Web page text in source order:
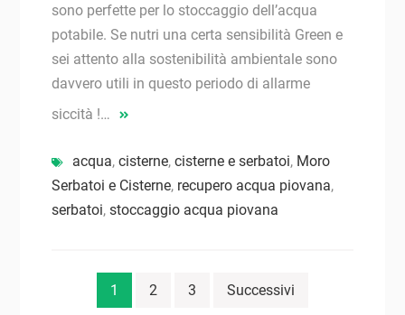
sono perfette per lo stoccaggio dell’acqua
potabile. Se nutri una certa sensibilità Green e
sei attento alla sostenibilità ambientale sono
davvero utili in questo periodo di allarme
siccità !…
acqua, cisterne, cisterne e serbatoi, Moro
Serbatoi e Cisterne, recupero acqua piovana,
serbatoi, stoccaggio acqua piovana
Navigazione
1 2 3 Successivi